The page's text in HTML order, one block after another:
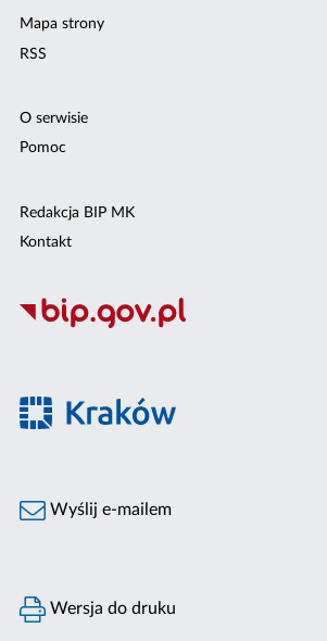
Mapa strony
RSS
O serwisie
Pomoc
Redakcja BIP MK
Kontakt
Wyślij e-mailem
Wersja do druku